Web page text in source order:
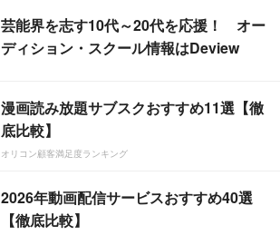
芸能界を志す10代～20代を応援！ オー
ディション・スクール情報はDeview
漫画読み放題サブスクおすすめ11選【徹
底比較】
オリコン顧客満足度ランキング
2026年動画配信サービスおすすめ40選
【徹底比較】